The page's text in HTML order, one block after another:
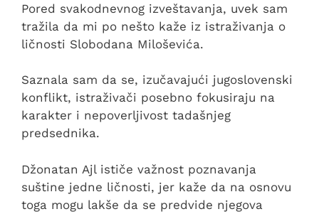
Pored svakodnevnog izveštavanja, uvek sam
tražila da mi po nešto kaže iz istraživanja o
ličnosti Slobodana Miloševića.
Saznala sam da se, izučavajući jugoslovenski
konflikt, istraživači posebno fokusiraju na
karakter i nepoverljivost tadašnjeg
predsednika.
Džonatan Ajl ističe važnost poznavanja
suštine jedne ličnosti, jer kaže da na osnovu
toga mogu lakše da se predvide njegova